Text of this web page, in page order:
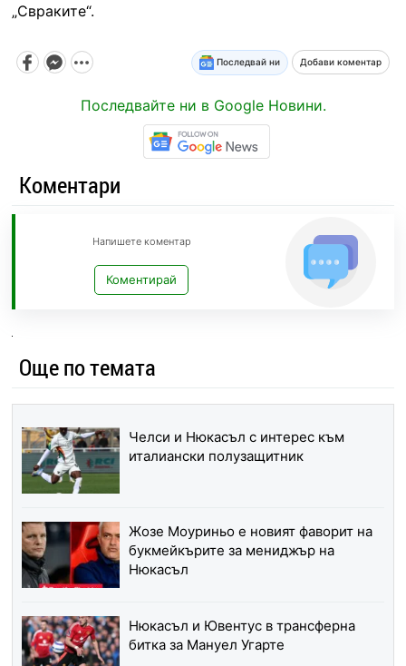
„Свраките“.
Последвай ни Добави коментар
Последвайте ни в Google Новини.
Коментари
Напишете коментар
Коментирай
Още по темата
Челси и Нюкасъл с интерес към
италиански полузащитник
Жозе Моуриньо е новият фаворит на
букмейкърите за мениджър на
Нюкасъл
Нюкасъл и Ювентус в трансферна
битка за Мануел Угарте